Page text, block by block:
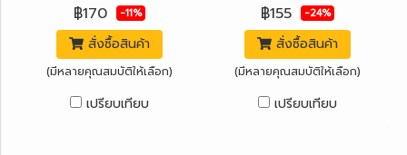
฿170 -11%
สั่งซื้อสินค้า
(มีหลายคุณสมบัติให้เลือก)
เปรียบเทียบ
฿155 -24%
สั่งซื้อสินค้า
(มีหลายคุณสมบัติให้เลือก)
เปรียบเทียบ